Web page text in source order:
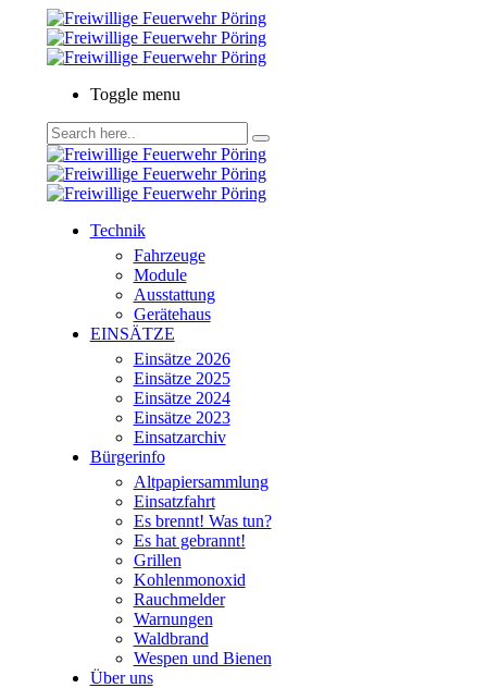
Toggle menu
Technik
Fahrzeuge
Module
Ausstattung
Gerätehaus
EINSÄTZE
Einsätze 2026
Einsätze 2025
Einsätze 2024
Einsätze 2023
Einsatzarchiv
Bürgerinfo
Altpapiersammlung
Einsatzfahrt
Es brennt! Was tun?
Es hat gebrannt!
Grillen
Kohlenmonoxid
Rauchmelder
Warnungen
Waldbrand
Wespen und Bienen
Über uns